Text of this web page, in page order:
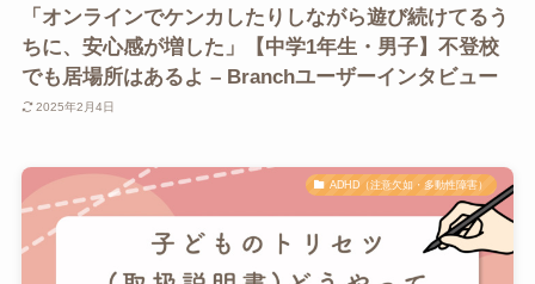
「オンラインでケンカしたりしながら遊び続けてるう
ちに、安心感が増した」【中学1年生・男子】不登校
でも居場所はあるよ – Branchユーザーインタビュー
2025年2月4日
ADHD（注意欠如・多動性障害）